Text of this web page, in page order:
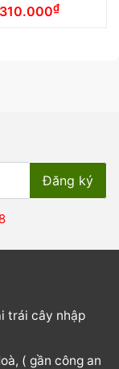
310.000₫
trái cây nhập
( gần công an